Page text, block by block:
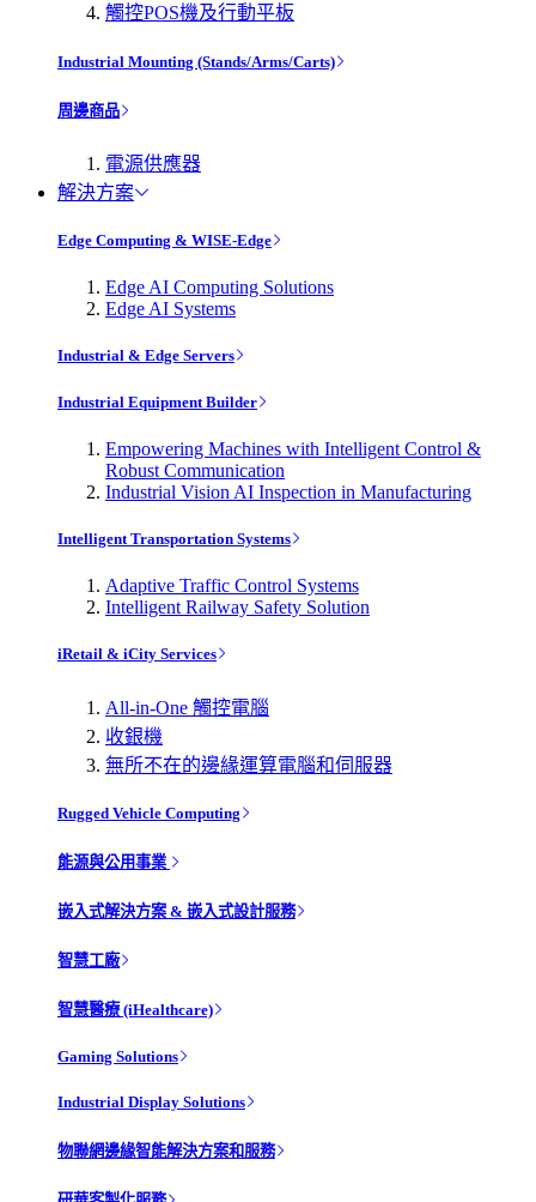
觸控POS機及行動平板
Industrial Mounting (Stands/Arms/Carts)
周邊商品
電源供應器
解決方案
Edge Computing & WISE-Edge
Edge AI Computing Solutions
Edge AI Systems
Industrial & Edge Servers
Industrial Equipment Builder
Empowering Machines with Intelligent Control &
Robust Communication
Industrial Vision AI Inspection in Manufacturing
Intelligent Transportation Systems
Adaptive Traffic Control Systems
Intelligent Railway Safety Solution
iRetail & iCity Services
All-in-One 觸控電腦
收銀機
無所不在的邊緣運算電腦和伺服器
Rugged Vehicle Computing
能源與公用事業
嵌入式解決方案 & 嵌入式設計服務
智慧工廠
智慧醫療 (iHealthcare)
Gaming Solutions
Industrial Display Solutions
物聯網邊緣智能解決方案和服務